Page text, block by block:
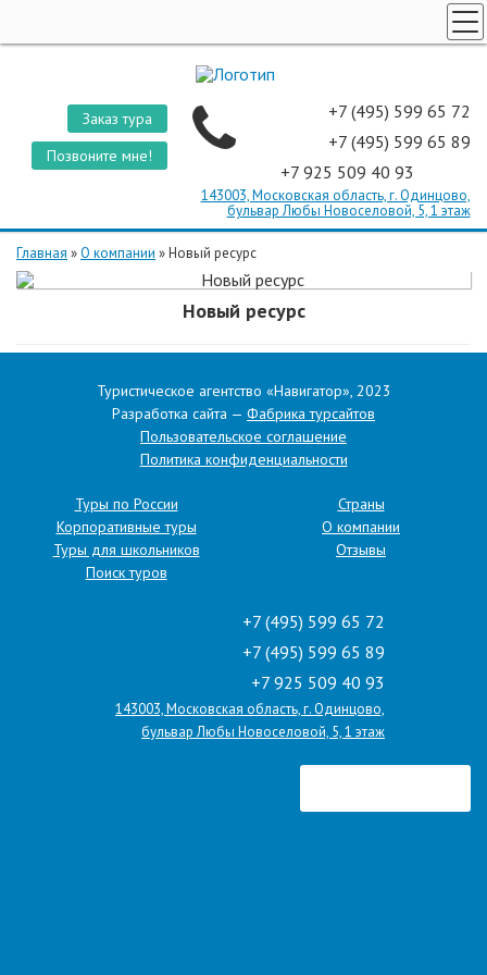
Заказ тура
Позвоните мне!
+7 (495) 599 65 72
+7 (495) 599 65 89
+7 925 509 40 93
143003, Московская область, г. Одинцово,
бульвар Любы Новоселовой, 5, 1 этаж
ТУРЫ ПО РОССИИ
ТУРЫ ДЛЯ ШКОЛЬНИКОВ
ПОИСК ТУРОВ
СТРАНЫ
О КОМПАНИИ
ОТЗЫВЫ
Главная »О компании »Новый ресурс
Новый ресурс
Туристическое агентство «Навигатор», 2023
Разработка сайта — Фабрика турсайтов
Пользовательское соглашение
Политика конфиденциальности
Туры по России
Корпоративные туры
Туры для школьников
Поиск туров
Страны
О компании
Отзывы
+7 (495) 599 65 72
+7 (495) 599 65 89
+7 925 509 40 93
143003, Московская область, г. Одинцово,
бульвар Любы Новоселовой, 5, 1 этаж